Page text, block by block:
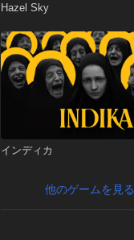
Hazel Sky
インディカ
他のゲームを見る